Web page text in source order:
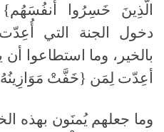
الَّذِينَ خَسِرُوا
دخول الجنة التي
بالخير، وما استطاعوا
أعِدّت لِمَن {خَفَّتْ
وما جعلهم يُمنَون بهذه